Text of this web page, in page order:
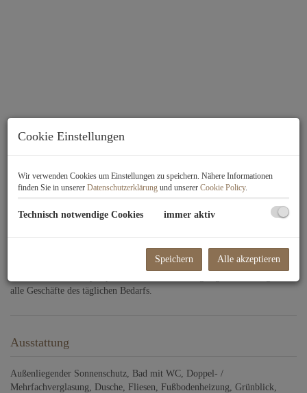
Beschreibung
beschaulichen und netten Einfamilienhaus-Siedlung. Die Anlage ist ca. 8
Gehminuten von der U6 Station Siebenhirten entfernt. Drei Supermärkte
(Spar, Penny etc.) befinden sich ebenfalls in unmittelbarer Gehweite.
Zudem gibt es in der Umgebung um die Leo-Mathauser-Gasse eine
alle Geschäfte des täglichen Bedarfs.
Ausstattung
Außenliegender Sonnenschutz Bad mit WC Doppel- /
Mehrfachverglasung
Dusche Fliesen Fußbodenheizung Grünblick
Cookie Einstellungen
Wir verwenden Cookies um Einstellungen zu speichern. Nähere Informationen
finden Sie in unserer Datenschutzerklärung und unserer Cookie Policy.
Technisch notwendige Cookies immer aktiv
Speichern Alle akzeptieren